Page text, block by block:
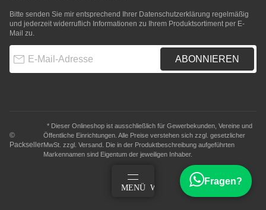
Bitte senden Sie mir entsprechend Ihrer Datenschutzerklärung regelmäßig
und jederzeit widerruflich Informationen zu Ihrem Produktsortiment per E-
Mail zu.
ABONNIEREN
©
Packseller
* Dieser Onlineshop ist ausschließlich für Gewerbekunden, Vereine und
Öffentliche Einrichtungen. Alle Preise verstehen sich zzgl. gesetzlicher
MwSt. zzgl. Versand . Die in der Produktbeschreibung aufgeführten
Markennamen sind Eigentum der jeweiligen Inhaber.
MENÜ WARENKORB
Fragen?